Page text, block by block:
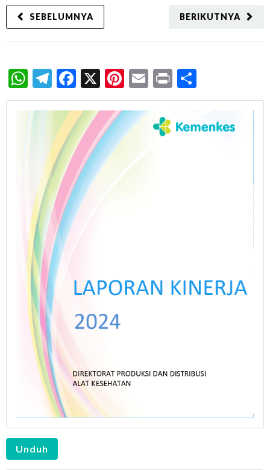
BERIKUTNYA
SEBELUMNYA
WhatsApp
Telegram
Facebook
X Pinterest
Email
Print
Unduh